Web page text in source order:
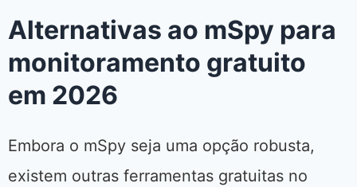
Alternativas ao mSpy para
monitoramento gratuito
em 2026
Embora o mSpy seja uma opção robusta,
existem outras ferramentas gratuitas no